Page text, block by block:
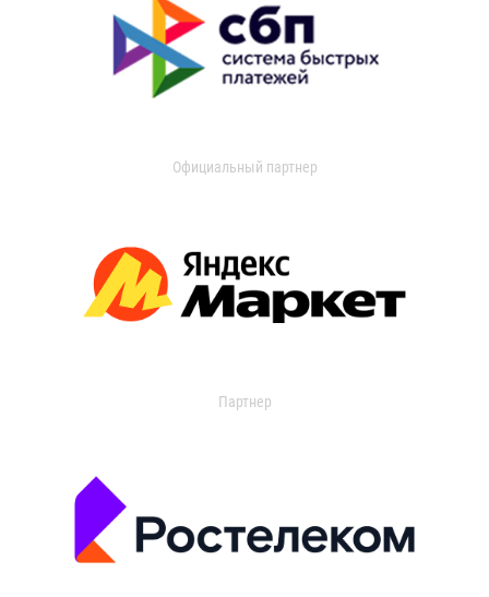
Официальный партнер
Партнер